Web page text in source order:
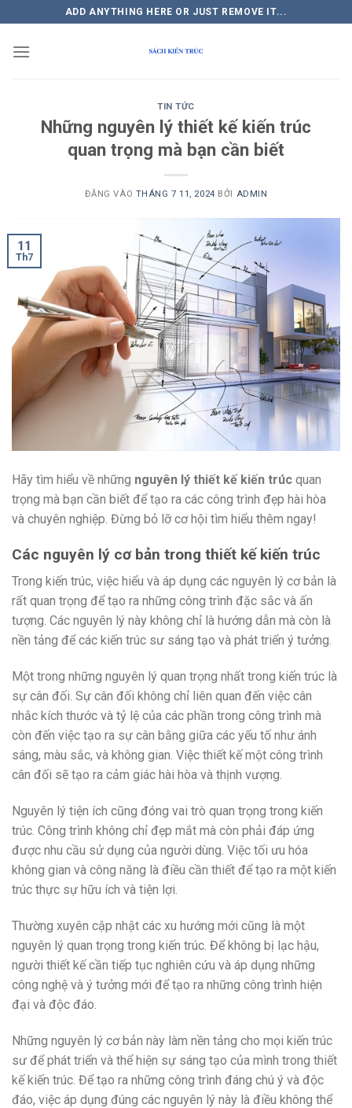
qua
nội
ADD ANYTHING HERE OR JUST REMOVE IT...
TIN TỨC
Những nguyên lý thiết kế kiến trúc
quan trọng mà bạn cần biết
ĐĂNG VÀO THÁNG 7 11, 2024 BỞI ADMIN
11
Th7
Hãy tìm hiểu về những nguyên lý thiết kế kiến trúc quan
trọng mà bạn cần biết để tạo ra các công trình đẹp hài hòa
và chuyên nghiệp. Đừng bỏ lỡ cơ hội tìm hiểu thêm ngay!
Các nguyên lý cơ bản trong thiết kế kiến trúc
Trong kiến trúc, việc hiểu và áp dụng các nguyên lý cơ bản là
rất quan trọng để tạo ra những công trình đặc sắc và ấn
tượng. Các nguyên lý này không chỉ là hướng dẫn mà còn là
nền tảng để các kiến trúc sư sáng tạo và phát triển ý tưởng.
Một trong những nguyên lý quan trọng nhất trong kiến trúc là
sự cân đối. Sự cân đối không chỉ liên quan đến việc cân
nhắc kích thước và tỷ lệ của các phần trong công trình mà
còn đến việc tạo ra sự cân bằng giữa các yếu tố như ánh
sáng, màu sắc, và không gian. Việc thiết kế một công trình
cân đối sẽ tạo ra cảm giác hài hòa và thịnh vượng.
Nguyên lý tiện ích cũng đóng vai trò quan trọng trong kiến
trúc. Công trình không chỉ đẹp mắt mà còn phải đáp ứng
được nhu cầu sử dụng của người dùng. Việc tối ưu hóa
không gian và công năng là điều cần thiết để tạo ra một kiến
trúc thực sự hữu ích và tiện lợi.
Thường xuyên cập nhật các xu hướng mới cũng là một
nguyên lý quan trọng trong kiến trúc. Để không bị lạc hậu,
người thiết kế cần tiếp tục nghiên cứu và áp dụng những
công nghệ và ý tưởng mới để tạo ra những công trình hiện
đại và độc đáo.
Những nguyên lý cơ bản này làm nền tảng cho mọi kiến trúc
sư để phát triển và thể hiện sự sáng tạo của mình trong thiết
kế kiến trúc. Để tạo ra những công trình đáng chú ý và độc
đáo, việc áp dụng đúng các nguyên lý này là điều không thể